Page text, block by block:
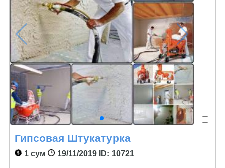
Гипсовая Штукатурка
1 сум 19/11/2019ID: 10721